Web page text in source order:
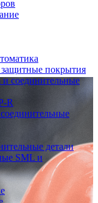
защитные покрытия
соединительные
R
детали
SML и